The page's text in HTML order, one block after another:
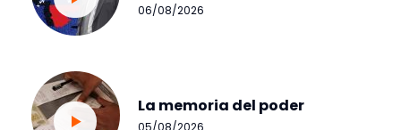
06/08/2026
La memoria del poder
05/08/2026